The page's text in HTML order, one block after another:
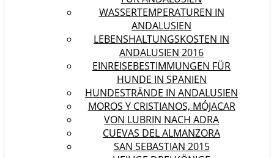
WASSERTEMPERATUREN IN
ANDALUSIEN
LEBENSHALTUNGSKOSTEN IN
ANDALUSIEN 2016
EINREISEBESTIMMUNGEN FÜR
HUNDE IN SPANIEN
HUNDESTRÄNDE IN ANDALUSIEN
MOROS Y CRISTIANOS, MÓJACAR
VON LUBRIN NACH ADRA
CUEVAS DEL ALMANZORA
SAN SEBASTIAN 2015